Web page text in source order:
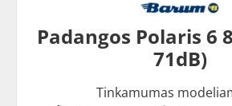
Padangos Polaris 6
71dB)
Tinkamumas